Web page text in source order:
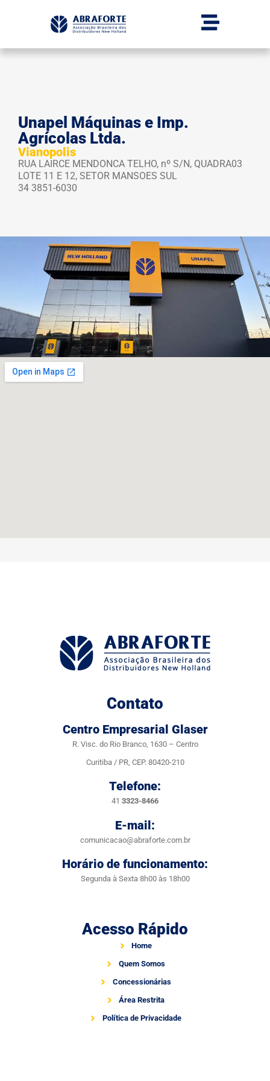
Unapel Máquinas e Imp.
Agrícolas Ltda.
Vianopolis
RUA LAIRCE MENDONCA TELHO, nº S/N, QUADRA03
LOTE 11 E 12, SETOR MANSOES SUL
34 3851-6030
Contato
Centro Empresarial Glaser
R. Visc. do Rio Branco, 1630 – Centro
Curitiba / PR, CEP. 80420-210
Telefone:
41 3323-8466
E-mail:
comunicacao@abraforte.com.br
Horário de funcionamento:
Segunda à Sexta 8h00 às 18h00
Acesso Rápido
Home
Quem Somos
Concessionárias
Área Restrita
Política de Privacidade